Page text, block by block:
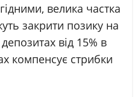
велика частка
закрити позику на
від 15% в
компенсує стрибки